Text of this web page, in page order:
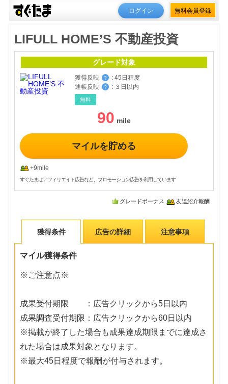
ログイン 無料会員登録
LIFULL HOME’S 不動産投資
グレード対象
獲得反映 ？ : 45日程度
通帳反映
？ : ３日以内
無料
90
マイルを貯める
+9mile
すぐたまはアフィリエイト広告など、プロモーション広告を利用しています
グレードボーナス 友達紹介報酬
獲得条件 広告の詳細 注意事項
マイル獲得条件
※ご注意点※
成果受付期限 ：広告クリックから5日以内
成果調査受付期限：広告クリックから60日以内
※掲載が終了した場合も成果達成期限までに達成さ
れた場合は成果対象となります。
※最大45日程度で報酬が付与されます。